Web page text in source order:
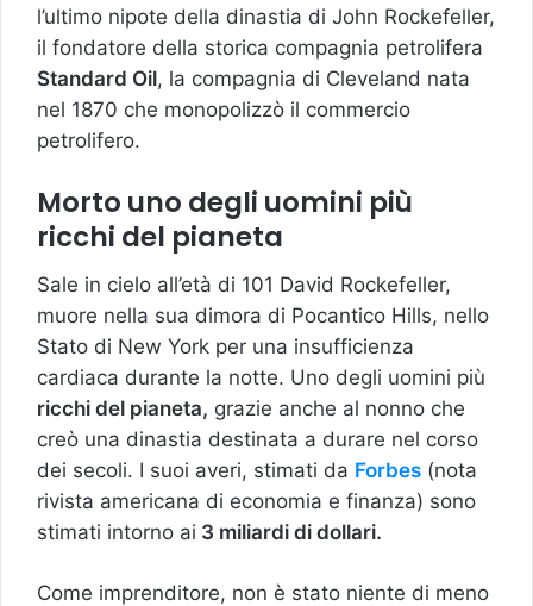
l’ultimo nipote della dinastia di John Rockefeller,
il fondatore della storica compagnia petrolifera
Standard Oil, la compagnia di Cleveland nata
nel 1870 che monopolizzò il commercio
petrolifero.
Morto uno degli uomini più
ricchi del pianeta
Sale in cielo all’età di 101 David Rockefeller,
muore nella sua dimora di Pocantico Hills, nello
Stato di New York per una insufficienza
cardiaca durante la notte. Uno degli uomini più
ricchi del pianeta, grazie anche al nonno che
creò una dinastia destinata a durare nel corso
dei secoli. I suoi averi, stimati da Forbes (nota
rivista americana di economia e finanza) sono
stimati intorno ai 3 miliardi di dollari.
Come imprenditore, non è stato niente di meno